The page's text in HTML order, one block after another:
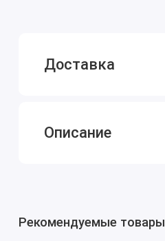
Доставка
Описание
Рекомендуемые товары